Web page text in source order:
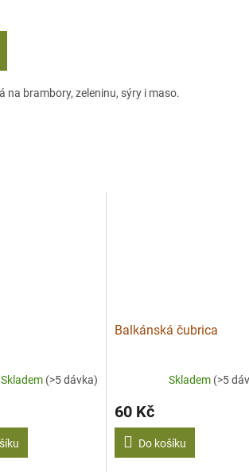
na brambory, zeleninu, sýry i maso.
Skladem (>5 dávka)
Balkánská čubrica
Skladem (>5
60 Kč
Do košíku